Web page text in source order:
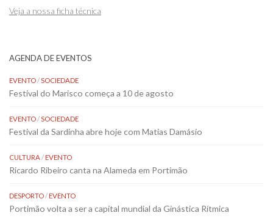
Veja a nossa ficha técnica
AGENDA DE EVENTOS
EVENTO / SOCIEDADE
Festival do Marisco começa a 10 de agosto
EVENTO / SOCIEDADE
Festival da Sardinha abre hoje com Matias Damásio
CULTURA /EVENTO
Ricardo Ribeiro canta na Alameda em Portimão
DESPORTO /EVENTO
Portimão volta a ser a capital mundial da Ginástica Rítmica